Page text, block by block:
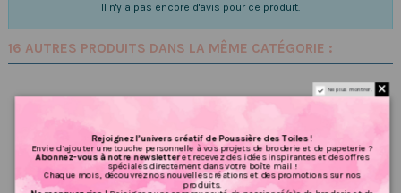
Il n'y a pas encore d'avis pour ce produit.
16 AUTRES PRODUITS DANS LA MÊME CATÉGORIE :
Ne plus montrer.
Rejoignez l’univers créatif de Poussière des Toiles !
Envie d’ajouter une touche personnelle à vos projets de broderie et de papeterie ?
Abonnez-vous à notre newsletteret recevez des idées inspirantes et des offres
spéciales directement dans votre boîte mail !
Chaque mois, découvrez nos nouvelles créations et des promotions sur nos
produits.